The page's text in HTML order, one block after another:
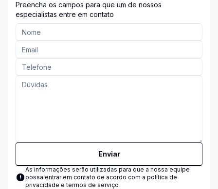
Preencha os campos para que um de nossos
especialistas entre em contato
Enviar
As informações serão utilizadas para que a nossa equipe
possa entrar em contato de acordo com a política de
privacidade e termos de serviço